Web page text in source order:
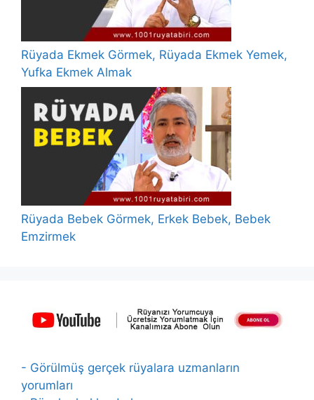
Rüyada Ekmek Görmek, Rüyada Ekmek Yemek,
Yufka Ekmek Almak
Rüyada Bebek Görmek, Erkek Bebek, Bebek
Emzirmek
- Görülmüş gerçek rüyalara uzmanların
yorumları